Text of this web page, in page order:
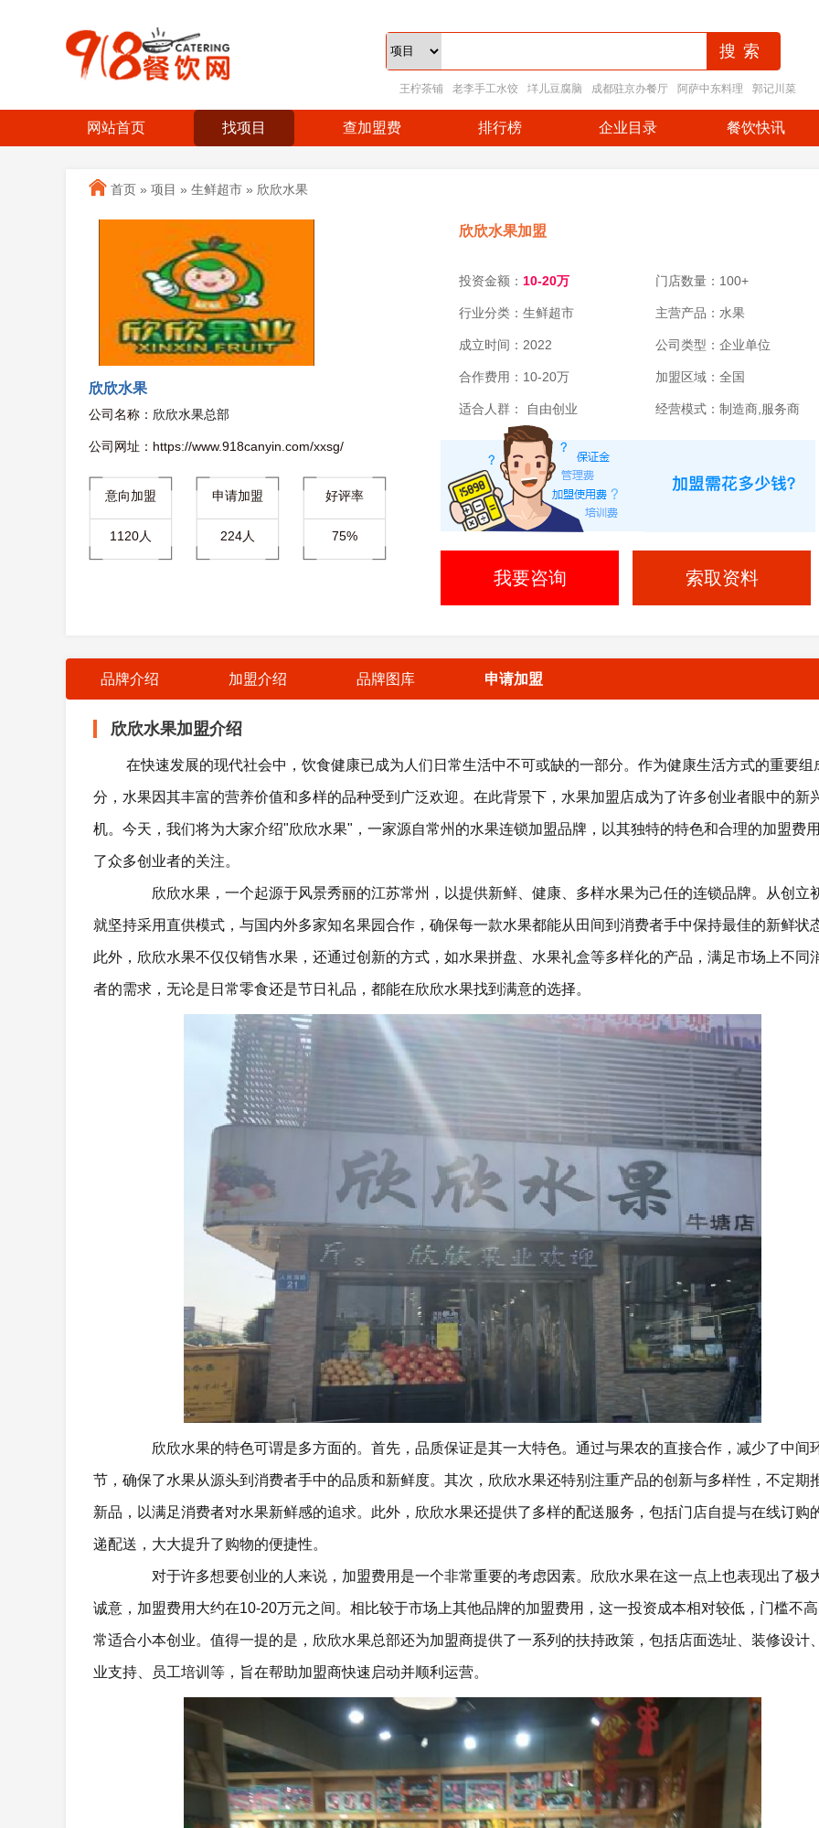
王柠茶铺 老李手工水饺 垟儿豆腐脑 成都驻京办餐厅 阿萨中东料理 郭记川菜
网站首页 找项目 查加盟费 排行榜 企业目录 餐饮快讯
首页 » 项目 » 生鲜超市 » 欣欣水果
欣欣水果
公司名称： 欣欣水果总部
公司网址：https://www.918canyin.com/xxsg/
意向加盟
1120人
申请加盟
224人
好评率
75%
欣欣水果加盟
投资金额： 10-20万 门店数量：100+
行业分类：生鲜超市 主营产品：水果
成立时间：2022 公司类型：企业单位
合作费用：10-20万 加盟区域：全国
适合人群： 自由创业 经营模式：制造商,服务商
我要咨询 索取资料
品牌介绍 加盟介绍 品牌图库 申请加盟
欣欣水果加盟介绍
在快速发展的现代社会中，饮食健康已成为人们日常生活中不可或缺的一部分。作为健康生活方式的重要组
分，水果因其丰富的营养价值和多样的品种受到广泛欢迎。在此背景下，水果加盟店成为了许多创业者眼中的新
机。今天，我们将为大家介绍"欣欣水果"，一家源自常州的水果连锁加盟品牌，以其独特的特色和合理的加盟费
了众多创业者的关注。
欣欣水果，一个起源于风景秀丽的江苏常州，以提供新鲜、健康、多样水果为己任的连锁品牌。从创立
就坚持采用直供模式，与国内外多家知名果园合作，确保每一款水果都能从田间到消费者手中保持最佳的新鲜状
此外，欣欣水果不仅仅销售水果，还通过创新的方式，如水果拼盘、水果礼盒等多样化的产品，满足市场上不同
者的需求，无论是日常零食还是节日礼品，都能在欣欣水果找到满意的选择。
欣欣水果的特色可谓是多方面的。首先，品质保证是其一大特色。通过与果农的直接合作，减少了中间
节，确保了水果从源头到消费者手中的品质和新鲜度。其次，欣欣水果还特别注重产品的创新与多样性，不定期
新品，以满足消费者对水果新鲜感的追求。此外，欣欣水果还提供了多样的配送服务，包括门店自提与在线订购
递配送，大大提升了购物的便捷性。
对于许多想要创业的人来说，加盟费用是一个非常重要的考虑因素。欣欣水果在这一点上也表现出了极
诚意，加盟费用大约在10-20万元之间。相比较于市场上其他品牌的加盟费用，这一投资成本相对较低，门槛不
常适合小本创业。值得一提的是，欣欣水果总部还为加盟商提供了一系列的扶持政策，包括店面选址、装修设计
业支持、员工培训等，旨在帮助加盟商快速启动并顺利运营。